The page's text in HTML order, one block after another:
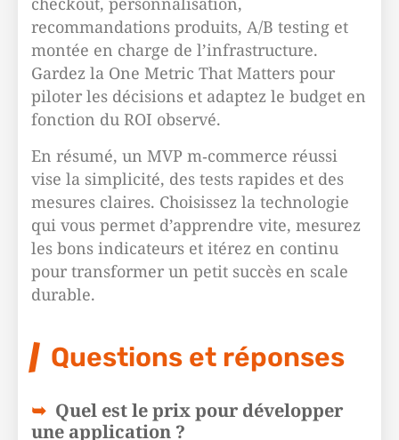
recommandations produits, A/B testing et
montée en charge de l’infrastructure.
Gardez la One Metric That Matters pour
piloter les décisions et adaptez le budget en
fonction du ROI observé.
En résumé, un MVP m‑commerce réussi
vise la simplicité, des tests rapides et des
mesures claires. Choisissez la technologie
qui vous permet d’apprendre vite, mesurez
les bons indicateurs et itérez en continu
pour transformer un petit succès en scale
durable.
Questions et réponses
Quel est le prix pour développer
une application ?